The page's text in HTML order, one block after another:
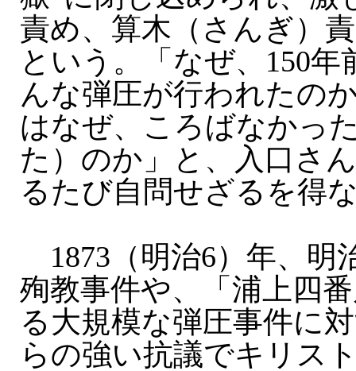
責め、算木（さんぎ）
という。「なぜ、150
んな弾圧が行われたの
はなぜ、ころばなかっ
た）のか」と、入口さ
るたび自問せざるを得
1873（明治6）年、明
殉教事件や、「浦上四
る大規模な弾圧事件に
らの強い抗議でキリス